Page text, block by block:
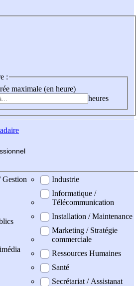
:
maximale (en heure)
heures
Gestion
Industrie
Informatique /
Télécommunication
Installation / Maintenance
Marketing / Stratégie
commerciale
Ressources Humaines
Santé
Secrétariat / Assistanat